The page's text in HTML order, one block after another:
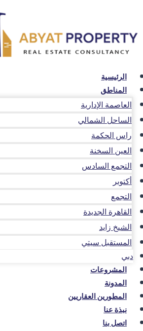
المحتوى
الرئيسية
المناطق
العاصمة الإدارية
الساحل الشمالي
راس الحكمة
العين السخنة
التجمع السادس
أكتوبر
التجمع
القاهرة الجديدة
الشيخ زايد
المستقبل سيتي
دبي
المشروعات
المدونة
المطورين العقاريين
نبذة عنا
اتصل بنا